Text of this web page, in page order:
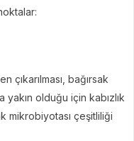
çıkarılması, bağırsak
yakın olduğu için kabızlık
mikrobiyotası çeşitliliği